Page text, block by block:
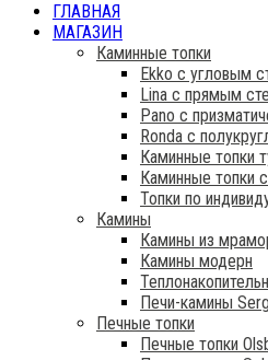
ГЛАВНАЯ
МАГАЗИН
Каминные топки
Ekko с угловым
Lina с прямым
Pano с
Ronda с
Каминные топки
Каминные топки
Топки по
Камины
Камины из
Камины модерн
Печи-камины
Печные топки
Печные топки